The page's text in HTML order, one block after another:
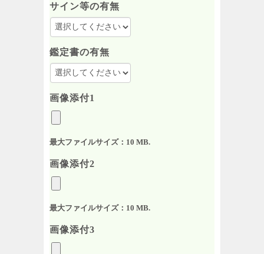
サイン等の有無
鑑定書の有無
画像添付1
最大ファイルサイズ：10 MB.
画像添付2
最大ファイルサイズ：10 MB.
画像添付3